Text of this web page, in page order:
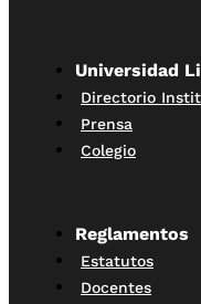
Universidad
Directorio
Prensa
Colegio
Reglamentos
Estatutos
Docentes